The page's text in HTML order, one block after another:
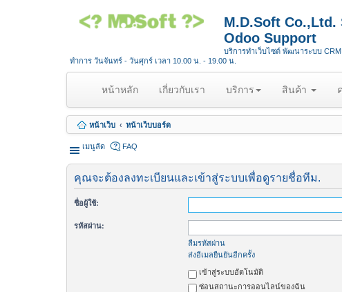
M.D.Soft Co.,Ltd.
Odoo Support
บริการทำเว็บไซต์ พัฒนาระบบ
ทำการ วันจันทร์ - วันศุกร์ เวลา 10.00 น. - 19.00 น.
หน้าหลัก(
u
r
เกี่ยวกับเรา บริการ สินค้า
หน้าเว็บ หน้าเว็บบอร์ด
เมนูลัด FAQ
คุณจะต้องลงทะเบียนและเข้าสู่ระบบเพื่อดูรายชื่อทีม.
ชื่อผู้ใช้:
รหัสผ่าน:
ลืมรหัสผ่าน
ส่งอีเมลยืนยันอีกครั้ง
เข้าสู่ระบบอัตโนมัติ
ซ่อนสถานะการออนไลน์ของฉัน